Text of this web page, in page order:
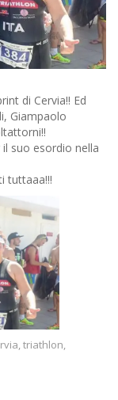
di Cervia!! Ed
Giampaolo
suo esordio nella
tuttaaa!!!
,triathlon,